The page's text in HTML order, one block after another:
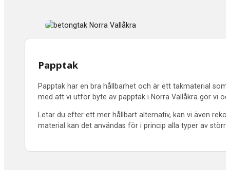
Papptak
Papptak har en bra hållbarhet och är ett takmaterial
med att vi utför byte av papptak i Norra Vallåkra gör vi
Letar du efter ett mer hållbart alternativ, kan vi även
material kan det användas för i princip alla typer av